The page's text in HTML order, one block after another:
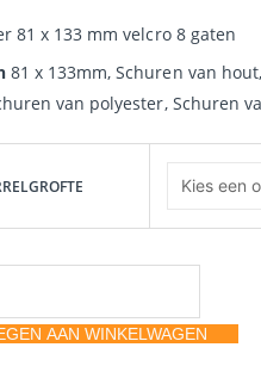
81 x 133 mm velcro 8 gaten
81 x 133mm,Schuren van hout
van polyester, Schuren
AAN WINKELWAGEN